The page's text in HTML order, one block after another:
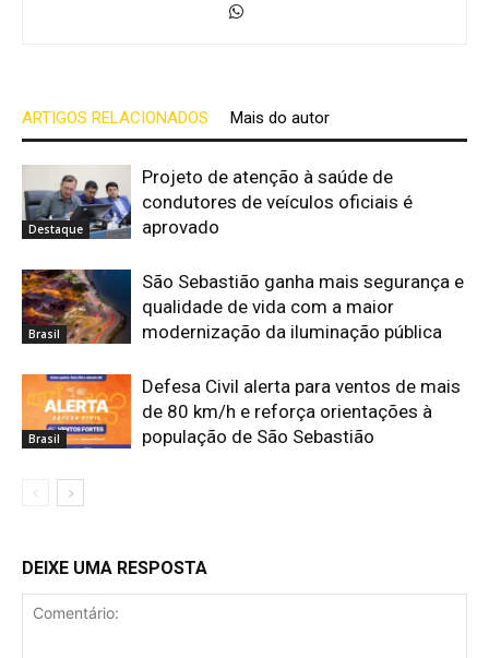
ARTIGOS RELACIONADOS Mais do autor
Destaque
Projeto de atenção à saúde de
condutores de veículos oficiais é
aprovado
Brasil
São Sebastião ganha mais segurança e
qualidade de vida com a maior
modernização da iluminação pública
Brasil
Defesa Civil alerta para ventos de mais
de 80 km/h e reforça orientações à
população de São Sebastião
DEIXE UMA RESPOSTA